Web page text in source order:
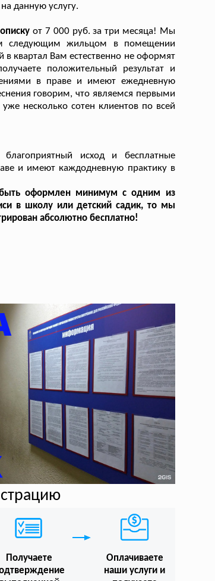
данную услугу.
от 7 000 руб. за три месяца! Мы
следующим жильцом в помещении
в квартал Вам естественно не оформят
положительный результат и
в праве и имеют ежедневную
говорим, что являемся первыми
несколько сотен клиентов по всей
исход и бесплатные
и имеют каждодневную практику в
быть оформлен минимум с одним из
в школу или детский садик, то мы
абсолютно бесплатно!
Получаете
Оплачиваете
наши услуги и